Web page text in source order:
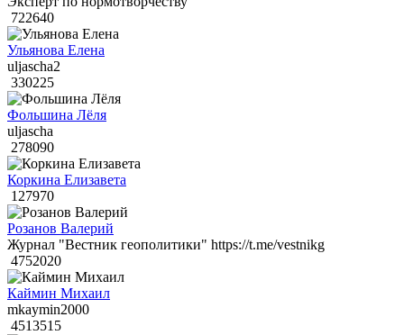
722640
Ульянова Елена
uljascha2
330225
Фольшина Лёля
uljascha
278090
Коркина Елизавета
127970
Розанов Валерий
Журнал "Вестник геополитики" https://t.me/vestnikg
4752020
Каймин Михаил
mkaymin2000
4513515